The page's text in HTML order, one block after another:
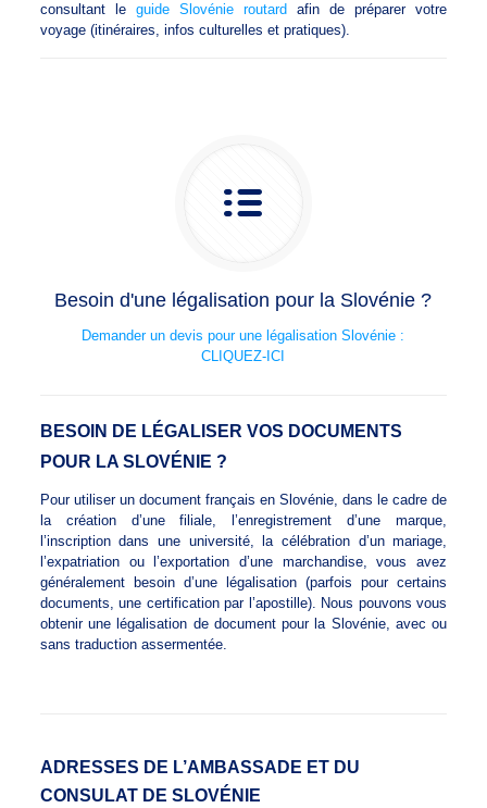
consultant le guide Slovénie routard afin de préparer votre
voyage (itinéraires, infos culturelles et pratiques).
Besoin d'une légalisation pour la Slovénie ?
Demander un devis pour une légalisation Slovénie :
CLIQUEZ-ICI
BESOIN DE LÉGALISER VOS DOCUMENTS
POUR LA SLOVÉNIE ?
Pour utiliser un document français en Slovénie, dans le cadre de
la création d’une filiale, l’enregistrement d’une marque,
l’inscription dans une université, la célébration d’un mariage,
l’expatriation ou l’exportation d’une marchandise, vous avez
généralement besoin d’une légalisation (parfois pour certains
documents, une certification par l’apostille). Nous pouvons vous
obtenir une légalisation de document pour la Slovénie, avec ou
sans traduction assermentée.
ADRESSES DE L’AMBASSADE ET DU
CONSULAT DE SLOVÉNIE